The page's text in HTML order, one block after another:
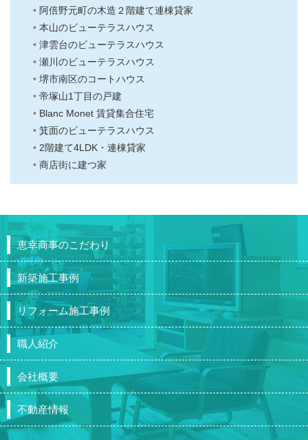
阿倍野元町の木造２階建て連棟貸家
本山のビューテラスハウス
津雲台のビューテラスハウス
瀬川のビューテラスハウス
堺市南区のコートハウス
帝塚山1丁目の戸建
Blanc Monet 賃貸集合住宅
箕面のビューテラスハウス
2階建て4LDK・連棟貸家
商店街に建つ家
恵幸商事のこだわり
新築施工事例
リフォーム施工事例
職人紹介
会社概要
不動産情報